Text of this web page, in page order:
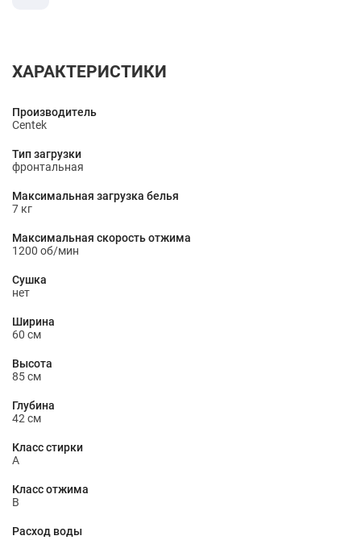
ХАРАКТЕРИСТИКИ
Производитель
Centek
Тип загрузки
фронтальная
Максимальная загрузка белья
7 кг
Максимальная скорость отжима
1200 об/мин
Сушка
нет
Ширина
60 см
Высота
85 см
Глубина
42 см
Класс стирки
A
Класс отжима
B
Расход воды